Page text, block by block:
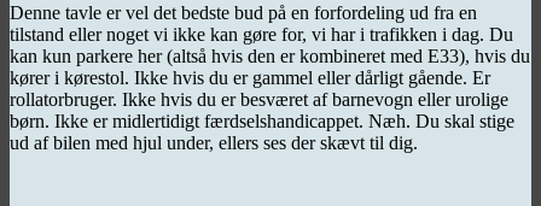
Denne tavle er vel det bedste bud på en forfordeling ud fra en
tilstand eller noget vi ikke kan gøre for, vi har i trafikken i dag. Du
kan kun parkere her (altså hvis den er kombineret med E33), hvis du
kører i kørestol. Ikke hvis du er gammel eller dårligt gående. Er
rollatorbruger. Ikke hvis du er besværet af barnevogn eller urolige
børn. Ikke er midlertidigt færdselshandicappet. Næh. Du skal stige
ud af bilen med hjul under, ellers ses der skævt til dig.